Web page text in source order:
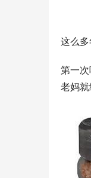
这么
第一
老妈